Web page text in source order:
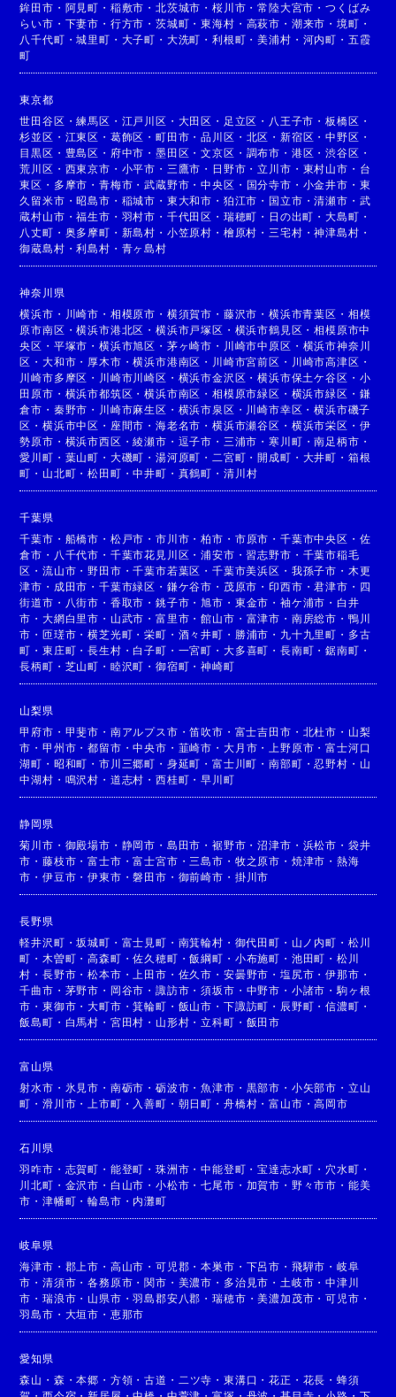
鉾田市 ・ 阿見町 ・ 稲敷市 ・北茨城市 ・桜川市 ・常陸大宮市 ・つくばみ
らい市 ・ 下妻市 ・ 行方市 ・茨城町 ・東海村 ・ 高萩市 ・ 潮来市 ・ 境町 ・
八千代町 ・城里町 ・ 大子町 ・ 大洗町 ・利根町 ・美浦村 ・ 河内町 ・ 五霞
町
東京都
世田谷区 ・練馬区 ・ 江戸川区 ・ 大田区 ・ 足立区 ・ 八王子市 ・板橋区 ・
杉並区 ・ 江東区 ・ 葛飾区 ・町田市 ・品川区 ・ 北区 ・ 新宿区 ・中野区 ・
目黒区 ・ 豊島区 ・ 府中市 ・墨田区 ・文京区 ・ 調布市 ・ 港区 ・渋谷区 ・
荒川区 ・ 西東京市 ・ 小平市 ・ 三鷹市 ・ 日野市 ・立川市 ・ 東村山市 ・ 台
東区 ・ 多摩市 ・青梅市 ・武蔵野市 ・中央区 ・ 国分寺市 ・ 小金井市 ・ 東
久留米市 ・昭島市 ・ 稲城市 ・ 東大和市 ・ 狛江市 ・ 国立市 ・清瀬市 ・ 武
蔵村山市 ・福生市 ・ 羽村市 ・ 千代田区 ・ 瑞穂町 ・ 日の出町 ・大島町 ・
八丈町 ・ 奥多摩町 ・ 新島村 ・ 小笠原村 ・ 檜原村 ・ 三宅村 ・神津島村 ・
御蔵島村 ・利島村 ・ 青ヶ島村
神奈川県
横浜市 ・ 川崎市 ・ 相模原市 ・ 横須賀市 ・ 藤沢市 ・横浜市青葉区 ・ 相模
原市南区 ・横浜市港北区 ・横浜市戸塚区 ・ 横浜市鶴見区 ・相模原市中
央区 ・ 平塚市 ・横浜市旭区 ・ 茅ヶ崎市 ・ 川崎市中原区 ・ 横浜市神奈川
区 ・大和市 ・ 厚木市 ・横浜市港南区 ・ 川崎市宮前区 ・ 川崎市高津区 ・
川崎市多摩区 ・ 川崎市川崎区 ・ 横浜市金沢区 ・横浜市保土ケ谷区 ・ 小
田原市 ・ 横浜市都筑区 ・横浜市南区 ・相模原市緑区 ・ 横浜市緑区 ・ 鎌
倉市 ・ 秦野市 ・ 川崎市麻生区 ・ 横浜市泉区 ・ 川崎市幸区 ・横浜市磯子
区 ・横浜市中区 ・ 座間市 ・海老名市 ・横浜市瀬谷区 ・ 横浜市栄区 ・ 伊
勢原市 ・ 横浜市西区 ・綾瀬市 ・ 逗子市 ・ 三浦市 ・寒川町 ・南足柄市 ・
愛川町 ・ 葉山町 ・ 大磯町 ・湯河原町 ・ 二宮町 ・開成町 ・ 大井町 ・ 箱根
町 ・ 山北町 ・松田町 ・中井町 ・ 真鶴町 ・ 清川村
千葉県
千葉市 ・ 船橋市 ・ 松戸市 ・市川市 ・柏市 ・ 市原市 ・ 千葉市中央区 ・ 佐
倉市 ・ 八千代市 ・ 千葉市花見川区 ・浦安市 ・習志野市 ・ 千葉市稲毛
区 ・流山市 ・野田市 ・千葉市若葉区 ・千葉市美浜区 ・ 我孫子市 ・ 木更
津市 ・ 成田市 ・千葉市緑区 ・ 鎌ケ谷市 ・ 茂原市 ・印西市 ・君津市 ・ 四
街道市 ・ 八街市 ・ 香取市 ・銚子市 ・旭市 ・ 東金市 ・ 袖ケ浦市 ・ 白井
市 ・大網白里市 ・ 山武市 ・富里市 ・館山市 ・ 富津市 ・ 南房総市 ・ 鴨川
市 ・匝瑳市 ・横芝光町 ・栄町 ・ 酒々井町 ・ 勝浦市 ・ 九十九里町 ・ 多古
町 ・東庄町 ・長生村 ・ 白子町 ・ 一宮町 ・ 大多喜町 ・ 長南町 ・鋸南町 ・
長柄町 ・ 芝山町 ・ 睦沢町 ・御宿町 ・神崎町
山梨県
甲府市 ・ 甲斐市 ・ 南アルプス市 ・笛吹市 ・ 富士吉田市 ・ 北杜市 ・ 山梨
市 ・甲州市 ・都留市 ・中央市 ・ 韮崎市 ・ 大月市 ・ 上野原市 ・富士河口
湖町 ・ 昭和町 ・市川三郷町 ・ 身延町 ・富士川町 ・南部町 ・忍野村 ・ 山
中湖村 ・ 鳴沢村 ・ 道志村 ・西桂町 ・早川町
静岡県
菊川市 ・ 御殿場市 ・ 静岡市 ・ 島田市 ・裾野市 ・沼津市 ・ 浜松市 ・ 袋井
市 ・藤枝市 ・富士市 ・富士宮市 ・ 三島市 ・ 牧之原市 ・ 焼津市 ・ 熱海
市 ・伊豆市 ・伊東市 ・磐田市 ・ 御前崎市 ・ 掛川市
長野県
軽井沢町 ・坂城町 ・ 富士見町 ・ 南箕輪村 ・ 御代田町 ・ 山ノ内町 ・ 松川
町 ・ 木曽町 ・高森町 ・佐久穂町 ・飯綱町 ・ 小布施町 ・ 池田町 ・ 松川
村 ・長野市 ・松本市 ・ 上田市 ・ 佐久市 ・ 安曇野市 ・ 塩尻市 ・伊那市 ・
千曲市 ・ 茅野市 ・ 岡谷市 ・諏訪市 ・須坂市 ・ 中野市 ・ 小諸市 ・ 駒ヶ根
市 ・東御市 ・大町市 ・箕輪町 ・ 飯山市 ・ 下諏訪町 ・ 辰野町 ・信濃町 ・
飯島町 ・ 白馬村 ・ 宮田村 ・ 山形村 ・立科町 ・ 飯田市
富山県
射水市 ・ 氷見市 ・ 南砺市 ・砺波市 ・魚津市 ・ 黒部市 ・ 小矢部市 ・ 立山
町 ・滑川市 ・ 上市町 ・ 入善町 ・ 朝日町 ・ 舟橋村 ・富山市 ・高岡市
石川県
羽咋市 ・ 志賀町 ・ 能登町 ・珠洲市 ・中能登町 ・宝達志水町 ・ 穴水町 ・
川北町 ・ 金沢市 ・ 白山市 ・小松市 ・七尾市 ・ 加賀市 ・ 野々市市 ・ 能美
市 ・津幡町 ・輪島市 ・ 内灘町
岐阜県
海津市 ・ 郡上市 ・ 高山市 ・可児郡 ・本巣市 ・ 下呂市 ・ 飛騨市 ・ 岐阜
市 ・清須市 ・各務原市 ・関市 ・ 美濃市 ・ 多治見市 ・ 土岐市 ・中津川
市 ・瑞浪市 ・ 山県市 ・羽島郡安八郡 ・瑞穂市 ・美濃加茂市 ・可児市 ・
羽島市 ・ 大垣市 ・ 恵那市
愛知県
森山 ・ 森 ・本郷 ・ 方領 ・古道 ・ 二ツ寺 ・ 東溝口 ・花正 ・ 花長 ・ 蜂須